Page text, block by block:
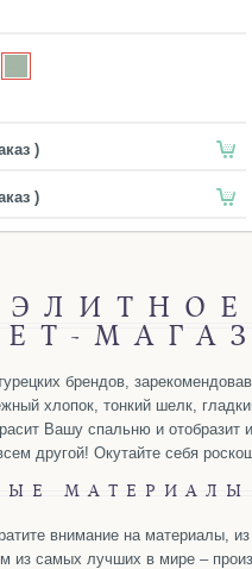
)
)
брендов,
хлопок, тонкий шелк,
Вашу спальню и
другой! Окутайте себя
внимание на материалы,
из самых лучших в мире –